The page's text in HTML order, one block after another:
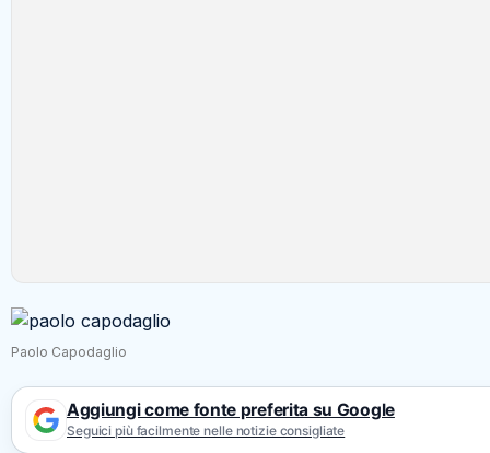
Paolo Capodaglio
Aggiungi come fonte preferita su Google
Seguici più facilmente nelle notizie consigliate